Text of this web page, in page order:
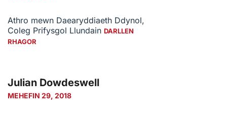
Athro mewn Daearyddiaeth Ddynol,
Coleg Prifysgol Llundain DARLLEN
RHAGOR
Julian Dowdeswell
MEHEFIN 29, 2018